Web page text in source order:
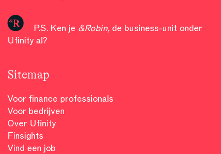
P.S. Ken je &Robin, de business-unit onder
Ufinity al?
Sitemap
Voor finance professionals
Voor bedrijven
Over Ufinity
Finsights
Vind een job